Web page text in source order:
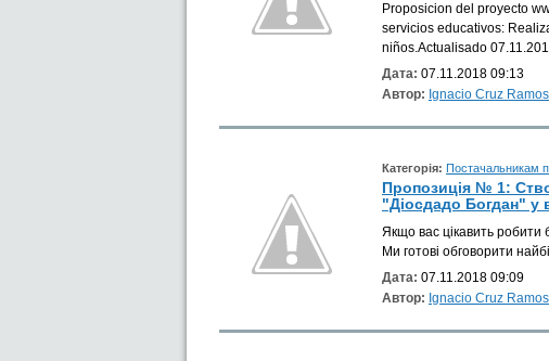
Proposicion del proyecto
servicios educativos:
niños.Actualisado
Дата: 07.11.2018 09:13
Автор: Ignacio Cruz Ramos
Категорія: Постачальникам
Пропозиція № 1:
"Діосдадо Богдан" у
Якщо вас цікавить робити
Ми готові обговорити
Дата: 07.11.2018 09:09
Автор: Ignacio Cruz Ramos